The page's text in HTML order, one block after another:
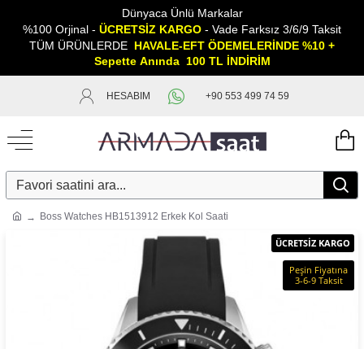
Dünyaca Ünlü Markalar
%100 Orjinal - ÜCRETSİZ KARGO - Vade Farksız 3/6/9 Taksit
TÜM ÜRÜNLERDE HAVALE-EFT ÖDEMELERİNDE %10 +
Sepette Anında 100 TL İNDİRİM
HESABIM +90 553 499 74 59
Boss Watches HB1513912 Erkek Kol Saati
ÜCRETSİZ KARGO
Peşin Fiyatına
3-6-9 Taksit